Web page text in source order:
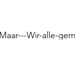
Wir-alle-